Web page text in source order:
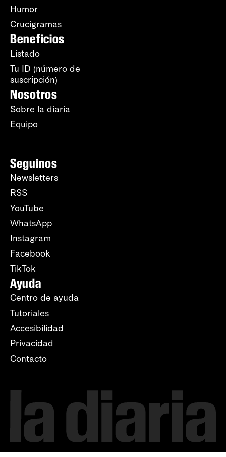
Humor
Crucigramas
Beneficios
Listado
Tu ID (número de
suscripción)
Nosotros
Sobre la diaria
Equipo
Seguinos
Newsletters
RSS
YouTube
WhatsApp
Instagram
Facebook
TikTok
Ayuda
Centro de ayuda
Tutoriales
Accesibilidad
Privacidad
Contacto